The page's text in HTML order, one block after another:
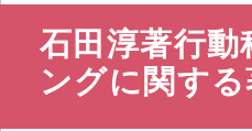
石田淳著行動
ングに関する